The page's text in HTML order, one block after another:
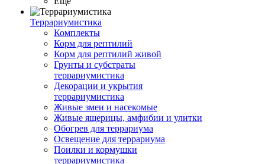
Террариумистика
Комплекты
Корм для рептилий
Корм для рептилий живой
Грунты и субстраты
террариумистика
Декорации и укрытия
террариумистика
Живые змеи и насекомые
Живые ящерицы, амфибии и улитки
Обогрев для террариума
Освещение для террариума
Поилки и кормушки
террариумистика